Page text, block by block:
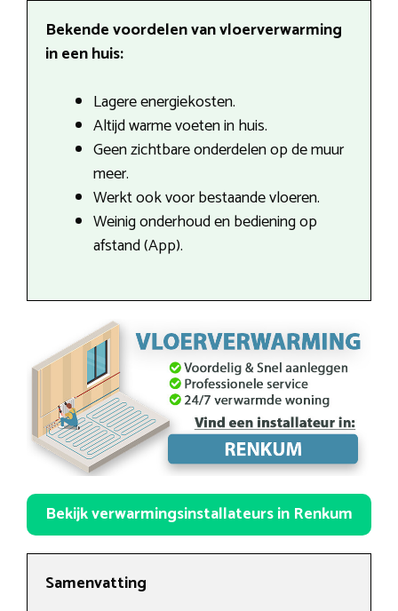
Bekende voordelen van vloerverwarming
in een huis:
Lagere energiekosten.
Altijd warme voeten in huis.
Geen zichtbare onderdelen op de muur
meer.
Werkt ook voor bestaande vloeren.
Weinig onderhoud en bediening op
afstand (App).
Bekijk verwarmingsinstallateurs in Renkum
Samenvatting